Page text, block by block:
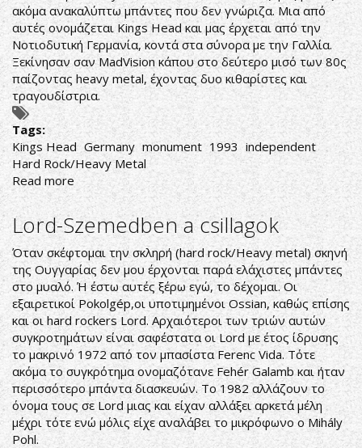
ακόμα ανακαλύπτω μπάντες που δεν γνώριζα. Μια από
αυτές ονομάζεται Kings Head και μας έρχεται από την
Νοτιοδυτική Γερμανία, κοντά στα σύνορα με την Γαλλία.
Ξεκίνησαν σαν MadVision κάπου στο δεύτερο μισό των 80ς
παίζοντας heavy metal, έχοντας δυο κιθαρίστες και
τραγουδίστρια.
Tags:
Kings Head Germany monument 1993 independent
Hard Rock/Heavy Metal
Read more about
Kings
Head-
Kings
Head
Lord-Szemedben a csillagok
Όταν σκέφτομαι την σκληρή (hard rock/Heavy metal) σκηνή
της Ουγγαρίας δεν μου έρχονται παρά ελάχιστες μπάντες
στο μυαλό. Ή έστω αυτές ξέρω εγώ, το δέχομαι. Οι
εξαιρετικοί Pokolgép,οι υποτιμημένοι Ossian, καθώς επίσης
και οι hard rockers Lord. Αρχαιότεροι των τριών αυτών
συγκροτημάτων είναι σαφέστατα οι Lord με έτος ίδρυσης
το μακρινό 1972 από τον μπασίστα Ferenc Vida. Τότε
ακόμα το συγκρότημα ονομαζότανε Fehér Galamb και ήταν
περισσότερο μπάντα διασκευών. Το 1982 αλλάζουν το
όνομα τους σε Lord μιας και είχαν αλλάξει αρκετά μέλη
μέχρι τότε ενώ μόλις είχε αναλάβει το μικρόφωνο ο Mihály
Pohl.